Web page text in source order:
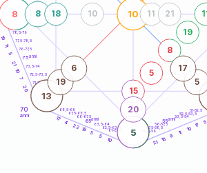
70
anni
51-52,5
52,5-53,5
53,5-54
56-57,5
57,5-58,5
58,5-59
61-62,5
62,5-63,5
63,5-64
66-67,5
67,5-68,5
68,5-69
71-72,5
72,5-73,5
73,5-74
76-77,5
77,5-78,5
78,5-79
5
17
10
11
9
16
21
10
5
5
18
22
4
17
20
7
10
21
5
11
19
8
5
10
13 15
5
8
19
11
8
20
18 11 21
10
19
6
5
17
55anni
65anni
75anni